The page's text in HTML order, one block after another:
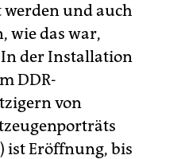
und auch
wie das war,
In der Installation
DDR-
von
ist Eröffnung, bis